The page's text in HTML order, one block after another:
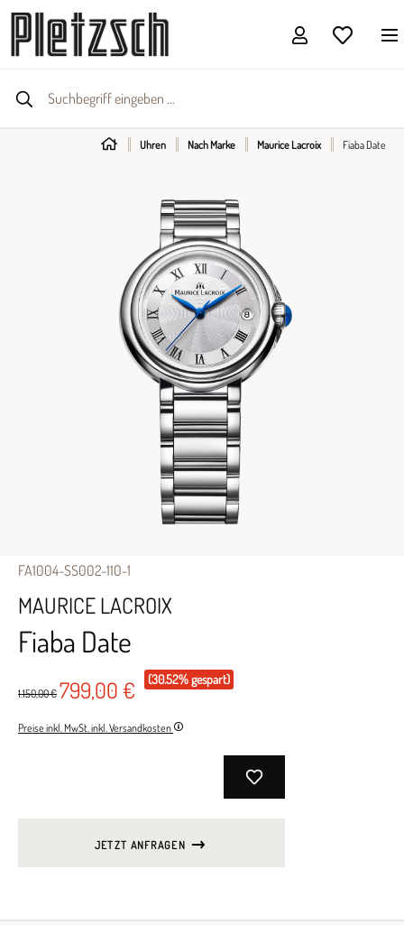
Uhren Nach Marke Maurice Lacroix Fiaba Date
FA1004-SS002-110-1
MAURICE LACROIX
Fiaba Date
1.150,00 € 799,00 € (30.52% gespart)
Preise inkl. MwSt. inkl. Versandkosten
JETZT ANFRAGEN